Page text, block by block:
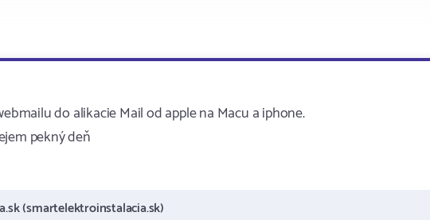
do alikacie Mail od apple na Macu a iphone.
pekný deň
(smartelektroinstalacia.sk)